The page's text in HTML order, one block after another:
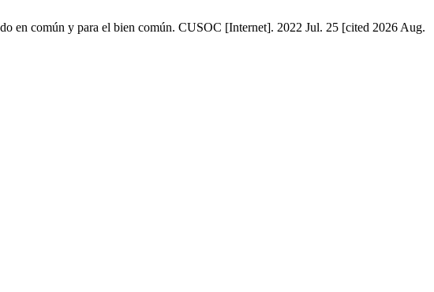
en común y para el bien común. CUSOC [Internet]. 2022 Jul. 25 [cited 2026 Aug.